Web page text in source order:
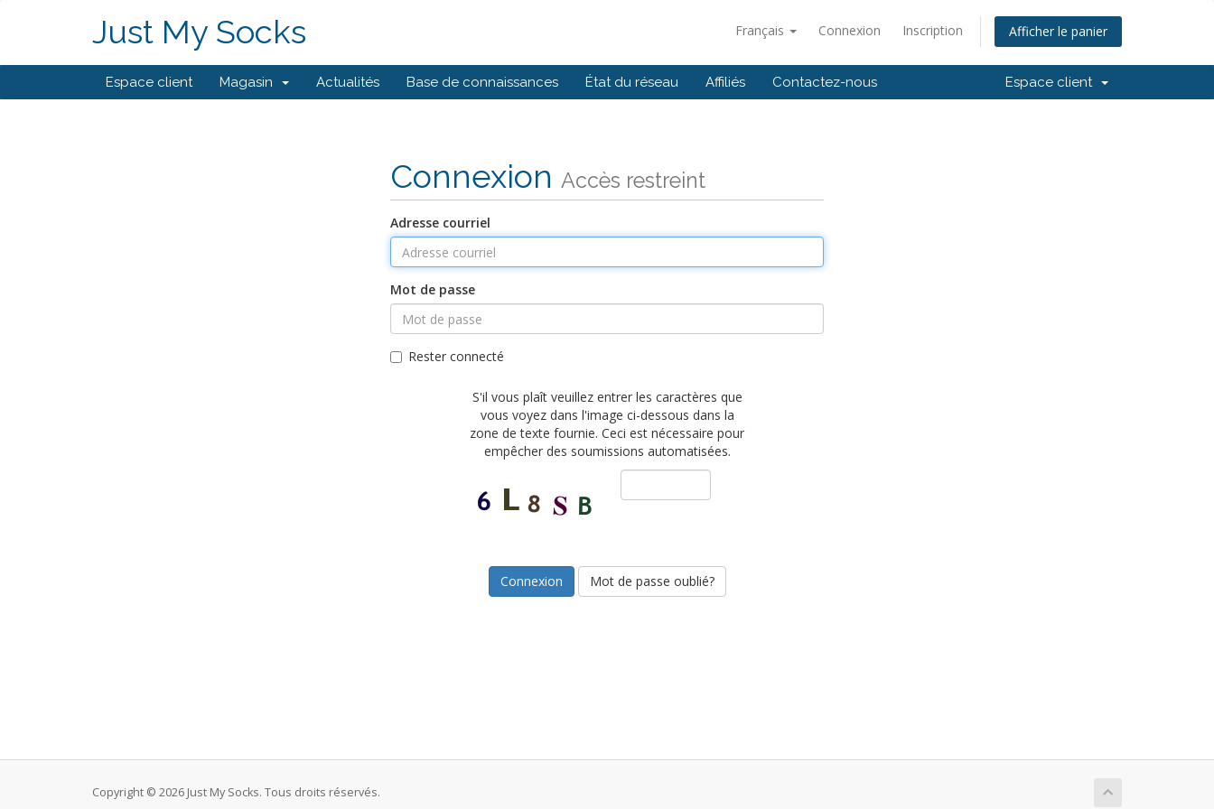
Français Connexion Inscription Afficher le panier
Just My Socks
Espace client Magasin Actualités Base de connaissances État du réseau Affiliés Contactez-nous Espace client
Connexion Accès restreint
Adresse courriel
Mot de passe
Rester connecté
S'il vous plaît veuillez entrer les caractères que
vous voyez dans l'image ci-dessous dans la
zone de texte fournie. Ceci est nécessaire pour
empêcher des soumissions automatisées.
Mot de passe oublié?
Copyright © 2026 Just My Socks. Tous droits réservés.